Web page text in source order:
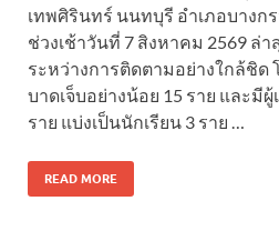
เทพศิรินทร์ นนทบุรี อำเภอบางก
ช่วงเช้าวันที่ 7 สิงหาคม 2569 ล่
ระหว่างการติดตามอย่างใกล้ชิด
บาดเจ็บอย่างน้อย 15 ราย และมี
ราย แบ่งเป็นนักเรียน 3 ราย …
READ MORE